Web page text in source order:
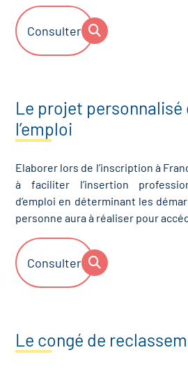
Consulter
Le projet personnalisé
l’emploi
Elaborer lors de l’inscription à
à faciliter l’insertion
d’emploi en déterminant les
personne aura à réaliser pour
Consulter
Le congé de